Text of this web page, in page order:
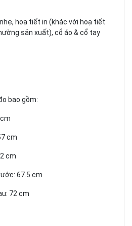
hoạ tiết in (khác với hoạ tiết
sản xuất), cổ áo & cổ tay
bao gồm:
cm
cm
67.5 cm
72 cm